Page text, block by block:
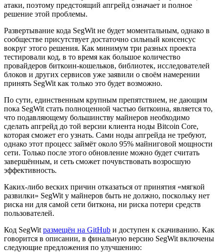
атаки, поэтому предстоящий апгрейд означает и полное
решение этой проблемы.
Развертывание кода SegWit не будет моментальным, однако в
сообществе присутствует достаточно сильный консенсус
вокруг этого решения. Как минимум три разных проекта
тестировали код, в то время как большое количество
провайдеров биткоин-кошельков, библиотек, исследователей
блоков и других сервисов уже заявили о своём намерении
принять SegWit как только это будет возможно.
По сути, единственным крупным препятствием, не дающим
пока SegWit стать полноценной частью биткоина, является то,
что подавляющему большинству майнеров необходимо
сделать апгрейд до той версии клиента ноды Bitcoin Core,
которая сможет его узнать. Сами ноды апгрейда не требуют,
однако этот процесс займёт около 95% майниговой мощности
сети. Только после этого обновление можно будет считать
завершённым, и сеть сможет почувствовать возросшую
эффективность.
Каких-либо веских причин отказаться от принятия «мягкой
развилки» SegWit у майнеров быть не должно, поскольку нет
риска ни для самой сети биткона, ни риска потери средств
пользователей.
Код SegWit размещён на GitHub и доступен к скачиванию. Как
говорится в описании, в финальную версию SegWit включены
следующие предложения по улучшению: